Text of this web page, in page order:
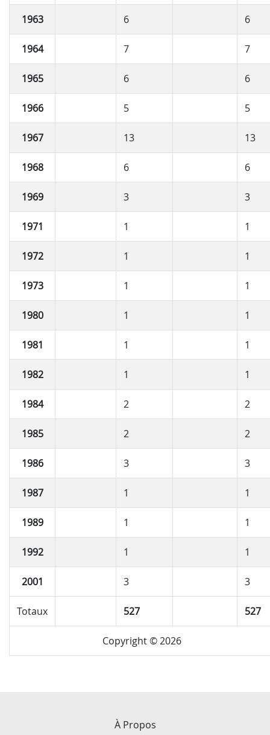
1963 6 6
1964 7 7
1965 6 6
1966 5 5
1967 13 13
1968 6 6
1969 3 3
1971 1 1
1972 1 1
1973 1 1
1980 1 1
1981 1 1
1982 1 1
1984 2 2
1985 2 2
1986 3 3
1987 1 1
1989 1 1
1992 1 1
2001 3 3
Totaux 527 527
Copyright © 2026
À Propos